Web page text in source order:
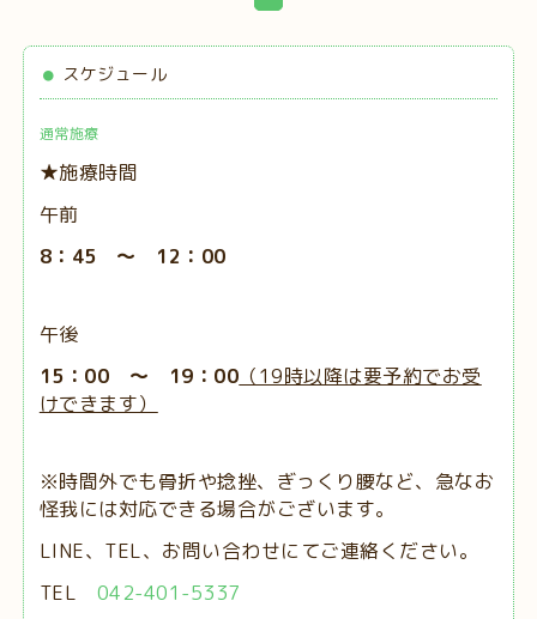
スケジュール
通常施療
★施療時間
午前
8：45 ～ 12：00
午後
15：00 ～ 19：00 （19時以降は要予約でお受
けできます）
※時間外でも骨折や捻挫、ぎっくり腰など、急なお
怪我には対応できる場合がございます。
LINE、TEL、お問い合わせにてご連絡ください。
TEL 042-401-5337